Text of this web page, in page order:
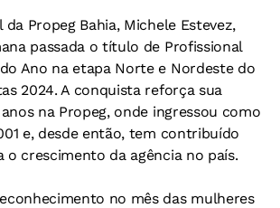
Propeg Bahia, Michele Estevez,
passada o título de Profissional
Ano na etapa Norte e Nordeste do
2024. A conquista reforça sua
na Propeg, onde ingressou como
e, desde então, tem contribuído
o crescimento da agência no país.
no mês das mulheres